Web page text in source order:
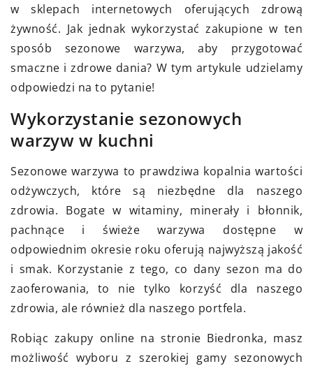
w sklepach internetowych oferujących zdrową
żywność. Jak jednak wykorzystać zakupione w ten
sposób sezonowe warzywa, aby przygotować
smaczne i zdrowe dania? W tym artykule udzielamy
odpowiedzi na to pytanie!
Wykorzystanie sezonowych
warzyw w kuchni
Sezonowe warzywa to prawdziwa kopalnia wartości
odżywczych, które są niezbędne dla naszego
zdrowia. Bogate w witaminy, minerały i błonnik,
pachnące i świeże warzywa dostępne w
odpowiednim okresie roku oferują najwyższą jakość
i smak. Korzystanie z tego, co dany sezon ma do
zaoferowania, to nie tylko korzyść dla naszego
zdrowia, ale również dla naszego portfela.
Robiąc zakupy online na stronie Biedronka, masz
możliwość wyboru z szerokiej gamy sezonowych